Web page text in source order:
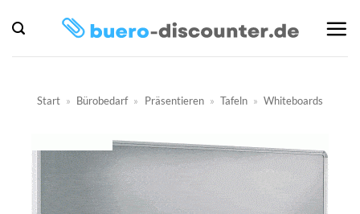
Inhalt
springen
Start » Bürobedarf » Präsentieren » Tafeln » Whiteboards